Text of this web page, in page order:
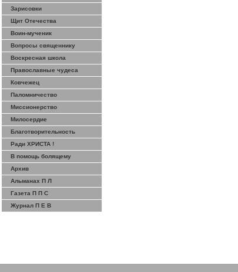
Зарисовки
Щит Отечества
Воин-мученик
Вопросы священнику
Воскресная школа
Православные чудеса
Ковчежец
Паломничество
Миссионерство
Милосердие
Благотворительность
Ради ХРИСТА !
В помощь болящему
Архив
Альманах П Л
Газета П П С
Журнал П Е В